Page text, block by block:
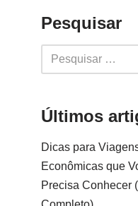
Pesquisar
Últimos
Dicas para
Econômicas que
Precisa Conhecer